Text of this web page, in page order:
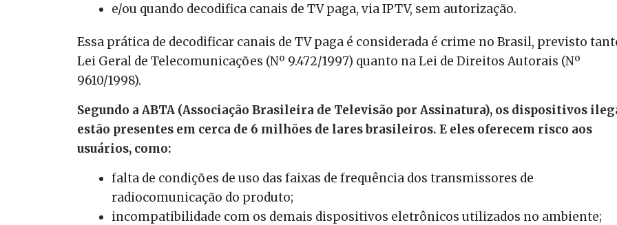
e/ou quando decodifica canais de TV paga, via IPTV, sem autorização.
Essa prática de decodificar canais de TV paga é considerada é crime no Brasil, previsto
Lei Geral de Telecomunicações (Nº 9.472/1997) quanto na Lei de Direitos Autorais (Nº
9610/1998).
Segundo a ABTA (Associação Brasileira de Televisão por Assinatura), os dispositivos
estão presentes em cerca de 6 milhões de lares brasileiros. E eles oferecem risco aos
usuários, como:
falta de condições de uso das faixas de frequência dos transmissores de
radiocomunicação do produto;
incompatibilidade com os demais dispositivos eletrônicos utilizados no ambiente;